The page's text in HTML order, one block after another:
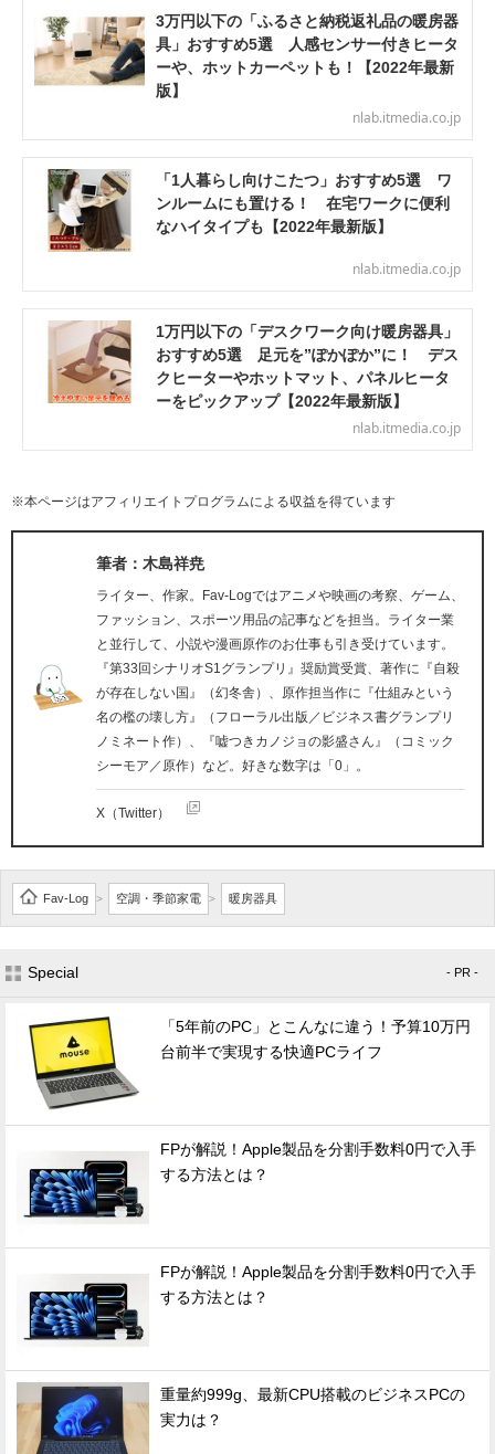
3万円以下の「ふるさと納税返礼品の暖房器
具」おすすめ5選 人感センサー付きヒータ
ーや、ホットカーペットも！【2022年最新
版】
nlab.itmedia.co.jp
「1人暮らし向けこたつ」おすすめ5選 ワ
ンルームにも置ける！ 在宅ワークに便利
なハイタイプも【2022年最新版】
nlab.itmedia.co.jp
1万円以下の「デスクワーク向け暖房器具」
おすすめ5選 足元を”ぽかぽか”に！ デス
クヒーターやホットマット、パネルヒータ
ーをピックアップ【2022年最新版】
nlab.itmedia.co.jp
※本ページはアフィリエイトプログラムによる収益を得ています
筆者：木島祥尭
ライター、作家。Fav-Logではアニメや映画の考察、ゲーム、
ファッション、スポーツ用品の記事などを担当。ライター業
と並行して、小説や漫画原作のお仕事も引き受けています。
『第33回シナリオS1グランプリ』奨励賞受賞、著作に『自殺
が存在しない国』（幻冬舎）、原作担当作に『仕組みという
名の檻の壊し方』（フローラル出版／ビジネス書グランプリ
ノミネート作）、『嘘つきカノジョの影盛さん』（コミック
シーモア／原作）など。好きな数字は「0」。
X（Twitter）
Fav-Log > 空調・季節家電 > 暖房器具
Special - PR -
「5年前のPC」とこんなに違う！予算10万円
台前半で実現する快適PCライフ
FPが解説！Apple製品を分割手数料0円で入手
する方法とは？
FPが解説！Apple製品を分割手数料0円で入手
する方法とは？
重量約999g、最新CPU搭載のビジネスPCの
実力は？